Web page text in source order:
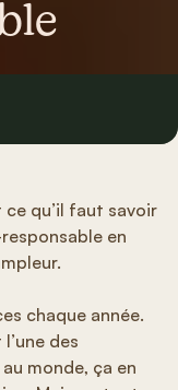
qu’il faut savoir
en
chaque année.
des
monde, ça en